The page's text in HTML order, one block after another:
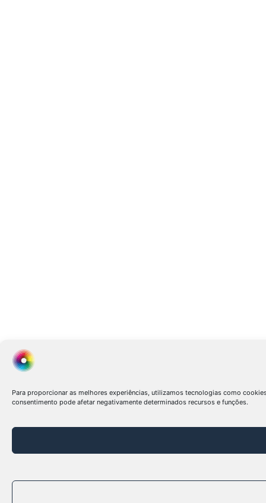
Para proporcionar as melhores experiências, utilizamos tecnologias como
consentimento pode afetar negativamente determinados recursos e funções.